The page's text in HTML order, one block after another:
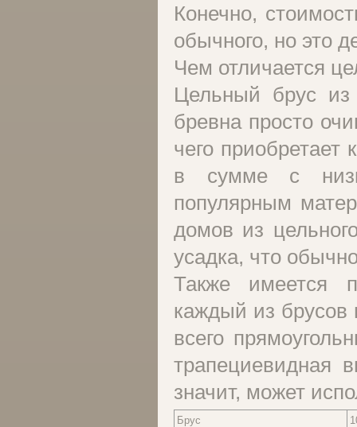
Конечно,
обычного, но это
Чем отличается
Цельный брус из
бревна просто
чего приобретает
в сумме с
популярным
домов из
усадка, что
Также имеется
каждый из
всего
трапециевидная
значит, может
Брус